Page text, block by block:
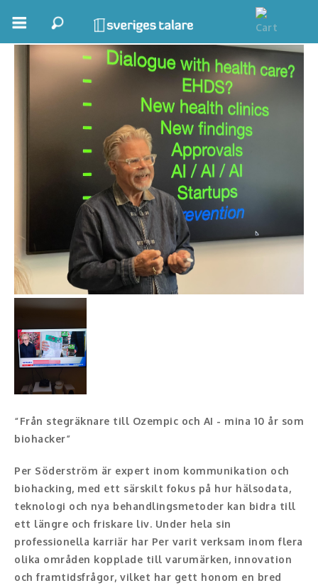
Samhällsnytta
Inspirerande Föreläsare
Personlig utveckling, målsättning
Life Stories & Trivsel
Moderator, konferencier
Konferencier
Workshopledare, facilitator
Underhållning och event
Event
Humoristiska föredrag
Ljus och belysning
Komiker
Per Söderström
“Från stegräknare till Ozempic och AI - mina 10 år som
biohacker”
Per Söderström är expert inom kommunikation och
biohacking, med ett särskilt fokus på hur hälsodata,
teknologi och nya behandlingsmetoder kan bidra till
ett längre och friskare liv. Under hela sin
professionella karriär har Per varit verksam inom flera
olika områden kopplade till varumärken, innovation
och framtidsfrågor, vilket har gett honom en bred